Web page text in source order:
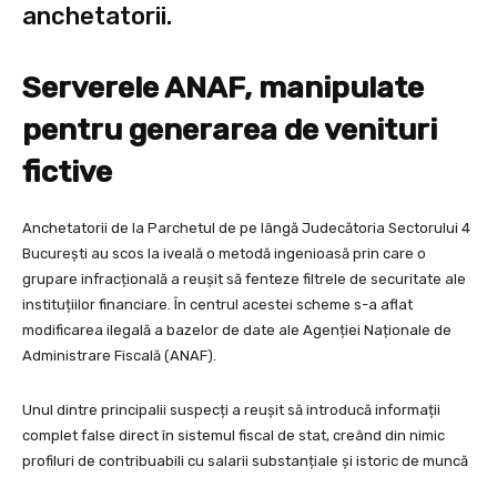
anchetatorii.
Serverele ANAF, manipulate
pentru generarea de venituri
fictive
Anchetatorii de la Parchetul de pe lângă Judecătoria Sectorului 4
București au scos la iveală o metodă ingenioasă prin care o
grupare infracțională a reușit să fenteze filtrele de securitate ale
instituțiilor financiare. În centrul acestei scheme s-a aflat
modificarea ilegală a bazelor de date ale Agenției Naționale de
Administrare Fiscală (ANAF).
Unul dintre principalii suspecți a reușit să introducă informații
complet false direct în sistemul fiscal de stat, creând din nimic
profiluri de contribuabili cu salarii substanțiale și istoric de muncă